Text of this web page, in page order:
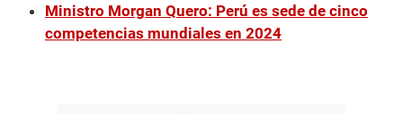
Ministro Morgan Quero: Perú es sede de cinco
competencias mundiales en 2024